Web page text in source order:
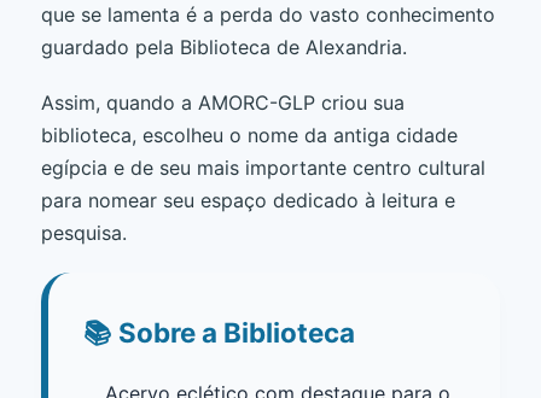
que se lamenta é a perda do vasto conhecimento
guardado pela Biblioteca de Alexandria.
Assim, quando a AMORC-GLP criou sua
biblioteca, escolheu o nome da antiga cidade
egípcia e de seu mais importante centro cultural
para nomear seu espaço dedicado à leitura e
pesquisa.
📚 Sobre a Biblioteca
Acervo eclético com destaque para o